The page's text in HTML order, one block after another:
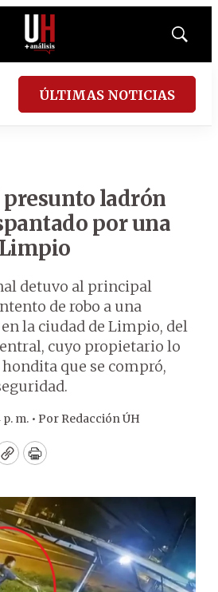
Mostrar
ÚLTIMAS NOTICIAS
ladrón
por una
detuvo al principal
de robo a una
la ciudad de Limpio, del
cuyo propietario lo
que se compró,
m. • Por Redacción ÚH
CopyPrint